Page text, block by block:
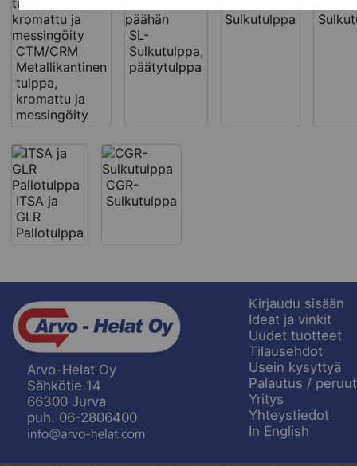
CTM/CRM
Metallikantinen
tulppa,
kromattu ja
messingöity
SL-
Sulkutulppa,
päätytulppa
Sulkutulppa
ITSA ja
GLR
Pallotulppa
CGR-
Sulkutulppa
Arvo-Helat Oy
Sähkötie 14
66300 Jurva
puh. 06-2806400
Kirjaudu sisään
Ideat ja vinkit
Uudet tuotteet
Tilausehdot
Usein kysyttyä
Palautus /
Yritys
Yhteystiedot
In English